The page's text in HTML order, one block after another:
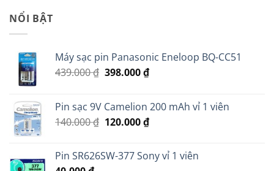
NỔI BẬT
Máy sạc pin Panasonic Eneloop BQ-CC51
439.000₫ Giá
439.000 ₫.
398.000₫Giá
là:
398.000 ₫.
Pin sạc 9V Camelion 200 mAh vỉ 1 viên
140.000₫ Giá
140.000 ₫.
120.000₫Giá
là:
Pin SR626SW-377 Sony vỉ 1 viên